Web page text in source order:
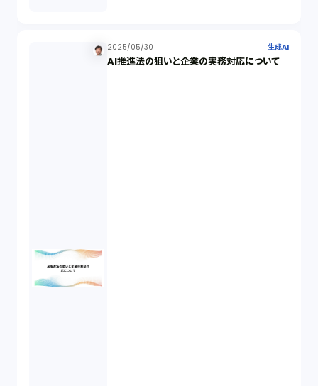
2025/05/30 生成AI
AI推進法の狙いと企業の実務対応について